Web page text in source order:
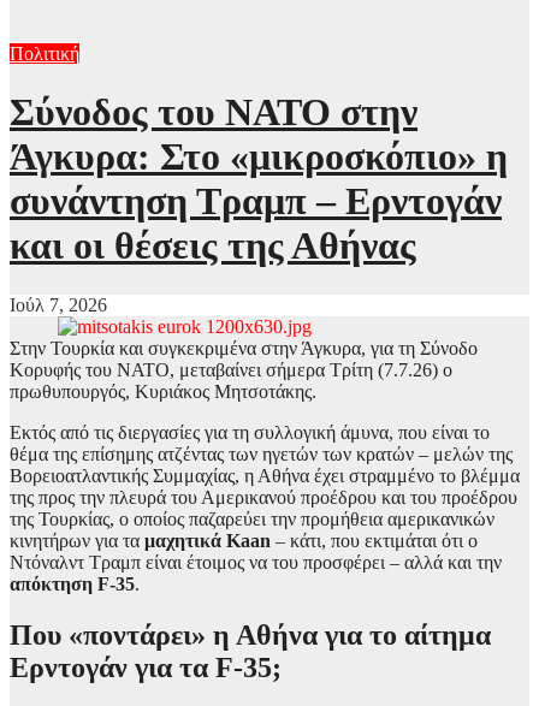
Πολιτική
Σύνοδος του ΝΑΤΟ στην
Άγκυρα: Στο «μικροσκόπιο» η
συνάντηση Τραμπ – Ερντογάν
και οι θέσεις της Αθήνας
Ιούλ 7, 2026
Στην Τουρκία και συγκεκριμένα στην Άγκυρα, για τη Σύνοδο
Κορυφής του ΝΑΤΟ, μεταβαίνει σήμερα Τρίτη (7.7.26) ο
πρωθυπουργός, Κυριάκος Μητσοτάκης.
Εκτός από τις διεργασίες για τη συλλογική άμυνα, που είναι το
θέμα της επίσημης ατζέντας των ηγετών των κρατών – μελών της
Βορειοατλαντικής Συμμαχίας, η Αθήνα έχει στραμμένο το βλέμμα
της προς την πλευρά του Αμερικανού προέδρου και του προέδρου
της Τουρκίας, ο οποίος παζαρεύει την προμήθεια αμερικανικών
κινητήρων για τα μαχητικά Kaan – κάτι, που εκτιμάται ότι ο
Ντόναλντ Τραμπ είναι έτοιμος να του προσφέρει – αλλά και την
απόκτηση F-35.
Που «ποντάρει» η Αθήνα για το αίτημα
Ερντογάν για τα F-35;